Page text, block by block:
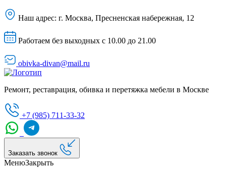
Наш адрес: г. Москва, Пресненская набережная, 12
Работаем без выходных с 10.00 до 21.00
obivka-divan@mail.ru
Ремонт, реставрация, обивка и перетяжка мебели в Москве
+7 (985) 711-33-32
Заказать звонок
МенюЗакрыть